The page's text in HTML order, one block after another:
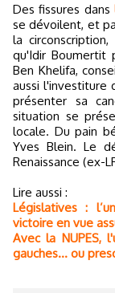
Des fissures dans
se dévoilent, et
la
qu'Idir Boumertit
Ben Khelifa,
aussi l'investiture
présenter sa
situation se
locale. Du pain
Yves Blein. Le
Renaissance (ex-
Lire aussi :
Législatives :
victoire en vue
Avec la NUPES,
gauches... ou